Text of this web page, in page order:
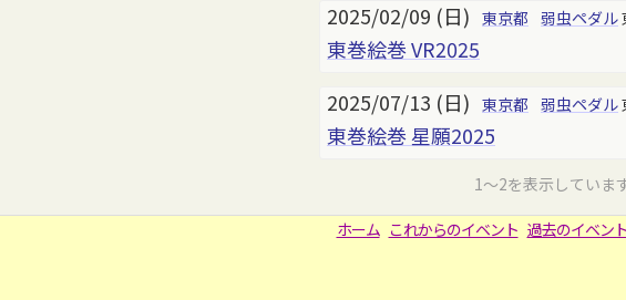
2025/02/09 (日) 東京都 弱虫ペダル
東巻絵巻 VR2025
2025/07/13 (日) 東京都 弱虫ペダル
東巻絵巻 星願2025
1～2を表示していま
ホーム これからのイベント 過去のイベント